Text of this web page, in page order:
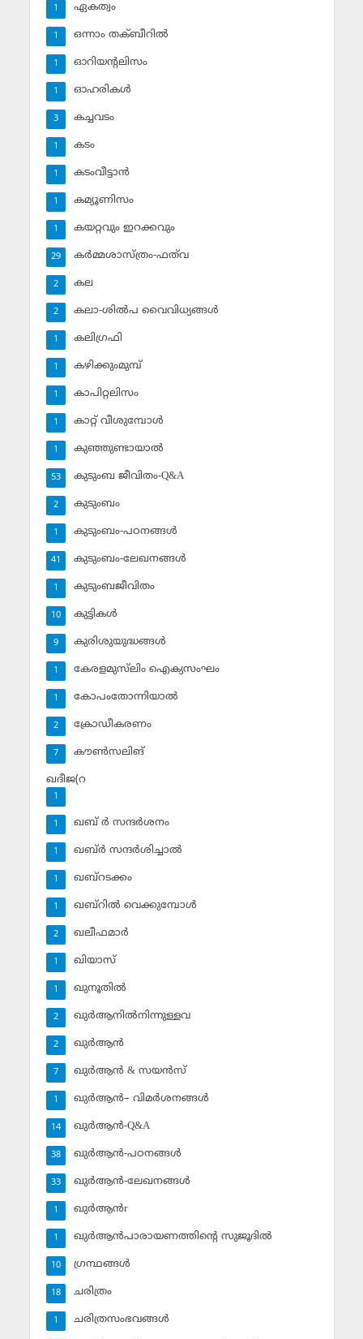
ഏകത്വം
1
ഒന്നാം തക്ബീറില്‍
1
ഓറിയന്റലിസം
1
ഓഹരികള്‍
1
കച്ചവടം
3
കടം
1
കടംവീട്ടാന്‍
1
കമ്യൂണിസം
1
കയറ്റവും ഇറക്കവും
1
കര്‍മ്മശാസ്ത്രം-ഫത്‌വ
29
കല
2
കലാ-ശില്‍പ വൈവിധ്യങ്ങള്‍
2
കലിഗ്രഫി
1
കഴിക്കുംമുമ്പ്
1
കാപിറ്റലിസം
1
കാറ്റ് വീശുമ്പോള്‍
1
കുഞ്ഞുണ്ടായാല്‍
1
കുടുംബ ജീവിതം-Q&A
53
കുടുംബം
2
കുടുംബം-പഠനങ്ങള്‍
1
കുടുംബം-ലേഖനങ്ങള്‍
41
കുടുംബജീവിതം
1
കുട്ടികള്‍
10
കുരിശുയുദ്ധങ്ങള്‍
9
കേരളമുസ്‌ലിം ഐക്യസംഘം
1
കോപംതോന്നിയാല്‍
1
ക്രോഡീകരണം
2
കൗണ്‍സലിങ്‌
7
ഖദീജ(റ
1
ഖബ് ര്‍ സന്ദര്‍ശനം
1
ഖബ്ര്‍ സന്ദര്‍ശിച്ചാല്‍
1
ഖബ്‌റടക്കം
1
ഖബ്‌റില്‍ വെക്കുമ്പോള്‍
1
ഖലീഫമാര്‍
2
ഖിയാസ്
1
ഖുനൂതില്‍
1
ഖുര്‍ആനില്‍നിന്നുള്ളവ
2
ഖുര്‍ആന്‍
2
ഖുര്‍ആന്‍ & സയന്‍സ്‌
7
ഖുര്‍ആന്‍– വിമര്‍ശനങ്ങള്‍
1
ഖുര്‍ആന്‍-Q&A
14
ഖുര്‍ആന്‍-പഠനങ്ങള്‍
38
ഖുര്‍ആന്‍-ലേഖനങ്ങള്‍
33
ഖുര്‍ആന്‍r
1
ഖുര്‍ആന്‍പാരായണത്തിന്റെ സുജൂദില്‍
1
ഗ്രന്ഥങ്ങള്‍
10
ചരിത്രം
18
ചരിത്രസംഭവങ്ങള്‍
1